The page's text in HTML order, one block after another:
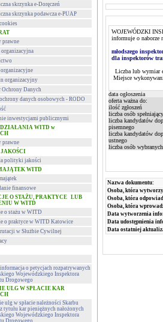
skrzynka e-Doręczeń
skrzynka podawcza e-PUAP
prawne
organizacyjna
organizacyjny
Ochrony Danych
danych osobowych - RODO
inwestycjami publicznymi
WITD w
prawne
polityki jakości
WITD
finansowe
O STAŻU, PRAKTYCE LUB
W WITD
o stażu w WITD
o praktyce w WITD Katowice
w Służbie Cywilnej
o petycjach rozpatrywanych
Wojewódzkiego Inspektora
Drogowego
ULG W SPŁACIE KAR
ulg w spłacie należności Skarbu
tytułu kar pieniężnych nałożonych
Wojewódzkiego Inspektora
Drogowego
WOJEWÓDZKI
informuje o naborze
młodszego
dla inspektorów
Liczba lub wymiar
Miejsce
data ogłoszenia
oferta ważna do:
ilość zgłoszeń
liczba osób
liczba kandydatów
pisemnego
liczba kandydatów
ustnego
liczba osób wybranych
Nazwa dokumentu:
Osoba, która
Osoba, która
Osoba, która
Data wytworzenia
Data udostępnienia
Data ostatniej